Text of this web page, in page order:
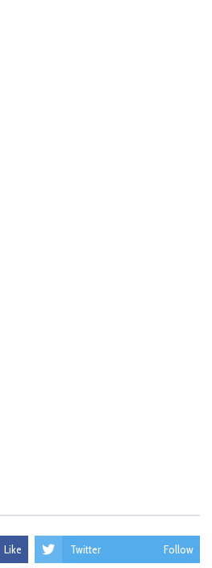
Like Twitter Follow